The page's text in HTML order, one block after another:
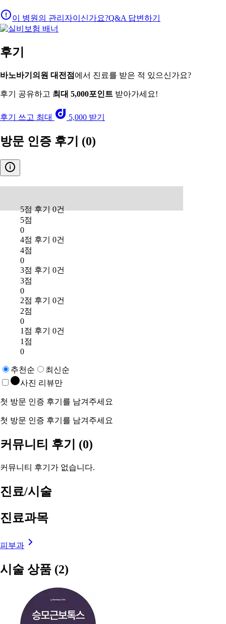
이 병원의 관리자이신가요?Q&A 답변하기
후기
바노바기의원 대전점 에서 진료를 받은 적 있으신가요?
후기 공유하고 최대 5,000포인트 받아가세요!
후기 쓰고 최대 5,000 받기
방문 인증 후기 (0)
-
5점 후기 0건
5점
0
4점 후기 0건
4점
0
3점 후기 0건
3점
0
2점 후기 0건
2점
0
1점 후기 0건
1점
0
추천순
최신순
사진 리뷰만
첫 방문 인증 후기를 남겨주세요
첫 방문 인증 후기를 남겨주세요
커뮤니티 후기 (0)
커뮤니티 후기가 없습니다.
진료/시술
진료과목
피부과
시술 상품 (2)